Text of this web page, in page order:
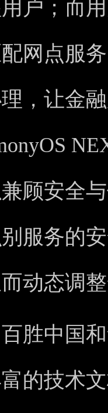
户；而
网点服
，让金
顾安全
服务的
动态调
胜中国
的技术